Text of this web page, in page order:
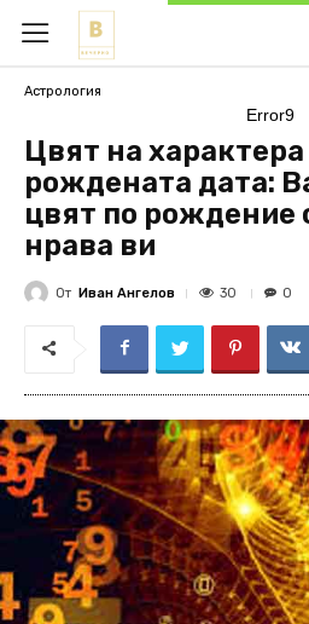
Астрология
Error9
Цвят на
рождената дата:
цвят по рождение
нрава ви
От Иван Ангелов 30 0